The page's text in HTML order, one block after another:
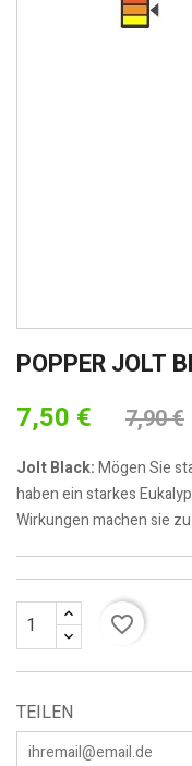
POPPER JOLT
7,50 € 7,90 €
Jolt Black:Mögen Sie
haben ein starkes
Wirkungen machen sie
favorite_border
TEILEN